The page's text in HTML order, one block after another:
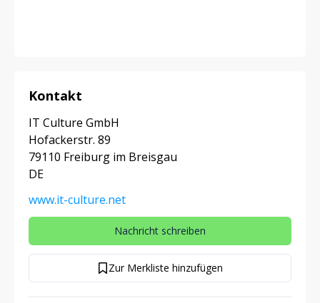
Kontakt
IT Culture GmbH
Hofackerstr. 89
79110 Freiburg im Breisgau
DE
www.it-culture.net
Nachricht schreiben
Zur Merkliste hinzufügen